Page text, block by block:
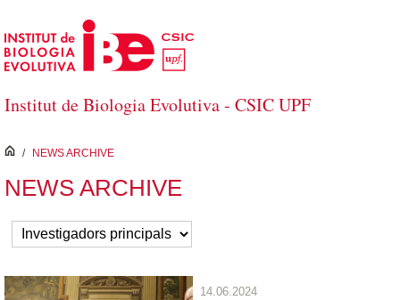
Saltar al contenido principal
Institut de Biologia Evolutiva - CSIC UPF
inici
/ NEWS ARCHIVE
NEWS ARCHIVE
14.06.2024